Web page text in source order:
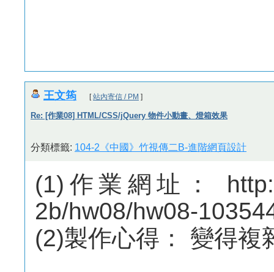
王文筠 [站內寄信 / PM ]
Re: [作業08] HTML/CSS/jQuery 物件小動畫、燈箱效果
分類標籤: 104-2《中國》竹視傳二B-進階網頁設計
(1)作業網址：
2b/hw08/hw08-
(2)製作心得： 變得複